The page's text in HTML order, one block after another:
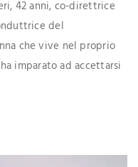
42 anni, co-direttrice
del
che vive nel proprio
imparato ad accettarsi